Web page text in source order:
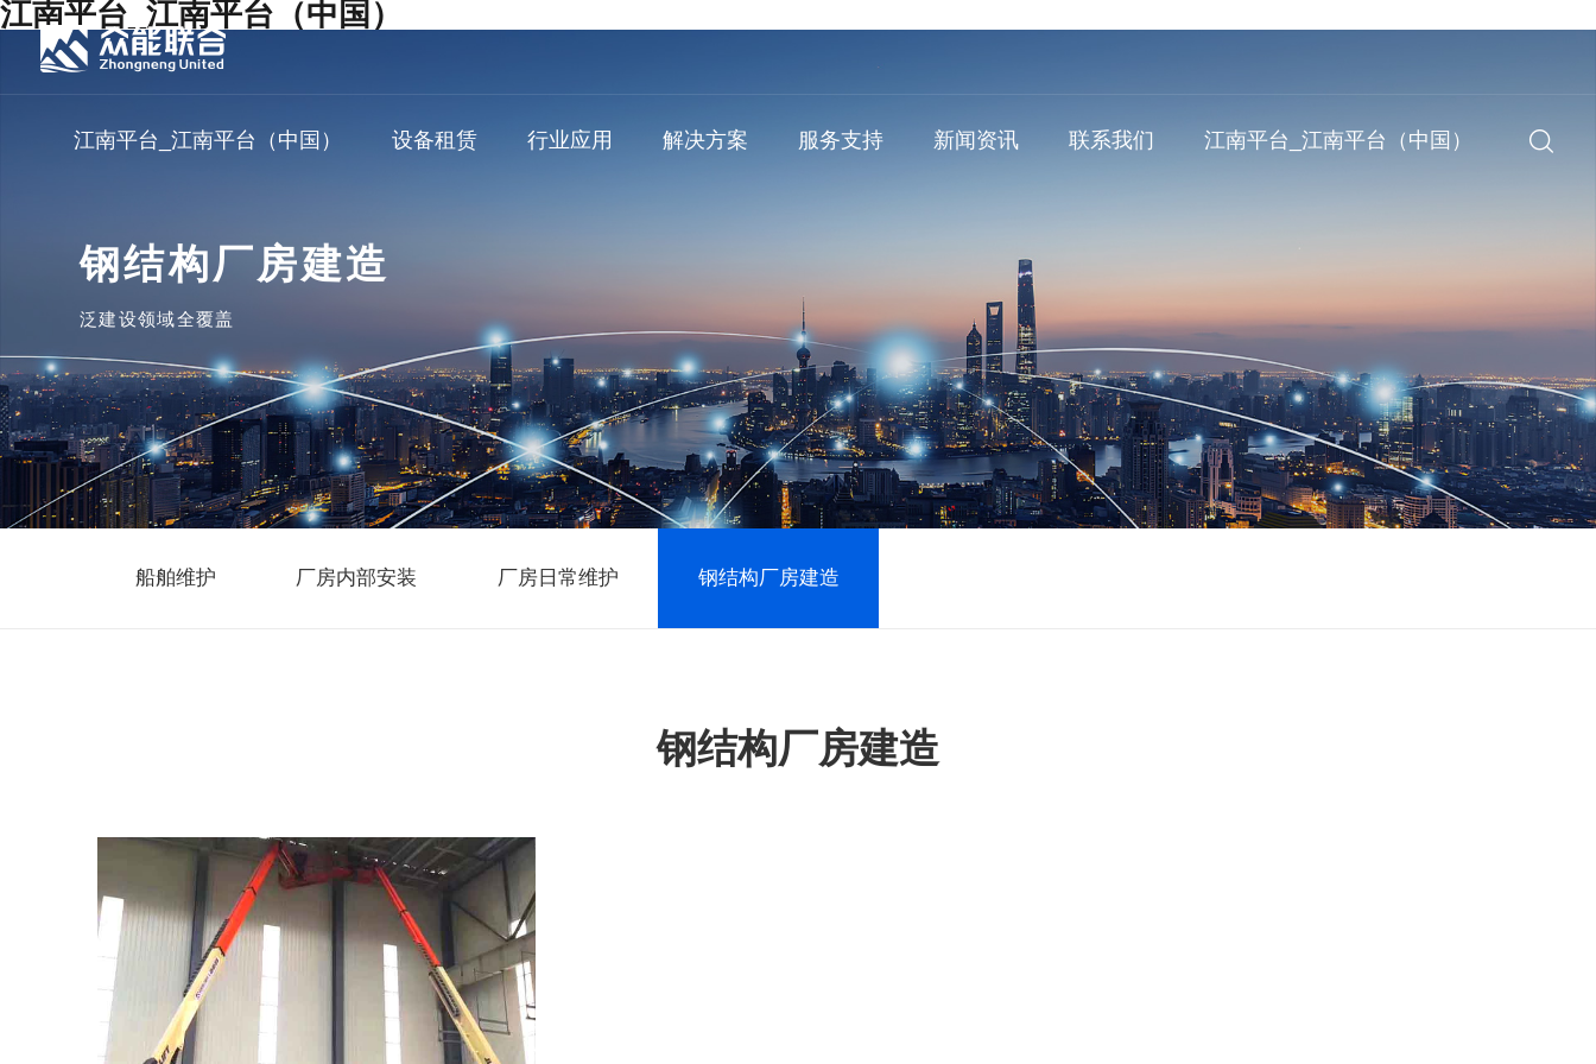
江南平台_江南平台（中国）
江南平台_江南平台（中国） 设备租赁 行业应用 解决方案 服务支持 新闻资讯 联系我们 江南平台_江南平台（中国）
钢结构厂房建造
泛建设领域全覆盖
船舶维护 厂房内部安装 厂房日常维护 钢结构厂房建造
钢结构厂房建造